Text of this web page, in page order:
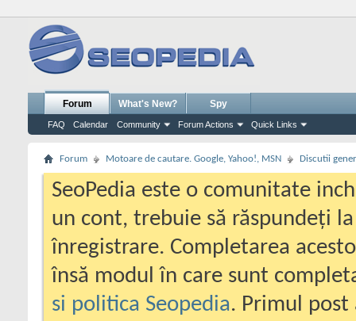
Forum
FAQ Calendar Community Forum Actions Quick Links
What's New? Spy
Forum Motoare de cautare. Google, Yahoo!, MSN Discutii
SeoPedia este o comunitate
un cont, trebuie să răspundeți
înregistrare. Completarea
însă modul în care sunt
si politica Seopedia. Primul